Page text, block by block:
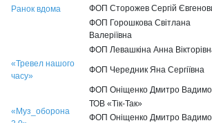
Ранок вдома ФОП Сторожев Сергій
ФОП Горошкова Світлана
Валеріївна
ФОП Левашкіна Анна
«Тревел нашого
часу»
ФОП Чередник Яна Сергіївна
«Муз_оборона
ФОП Оніщенко Дмитро
ТОВ «Тік-Так»
ФОП Оніщенко Дмитро